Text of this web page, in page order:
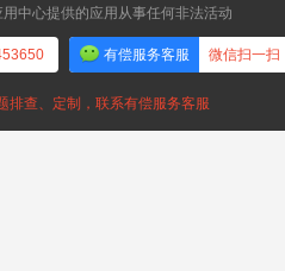
中心提供的应用从事任何非法活动
有偿服务客服 微信扫一扫
排查、定制，联系有偿服务客服